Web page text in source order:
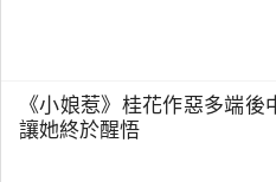
《小娘惹》桂花作惡多端
讓她終於醒悟